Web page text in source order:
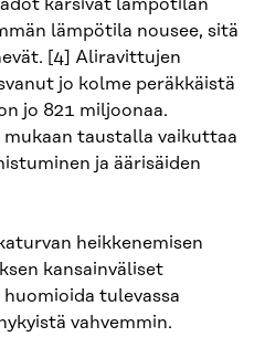
kärsivät lämpötilan
lämpötila nousee, sitä
[4] Aliravittujen
jo kolme peräkkäistä
jo 821 miljoonaa.
taustalla vaikuttaa
ja äärisäiden
heikkenemisen
kansainväliset
tulevassa
vahvemmin.